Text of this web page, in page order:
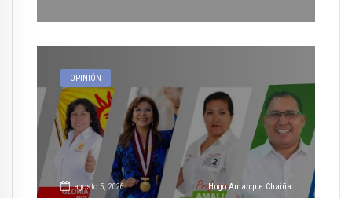
OPINIÓN
agosto 5, 2026 Hugo Amanque Chaiña